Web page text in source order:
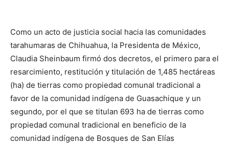
Como un acto de justicia social hacia las comunidades
tarahumaras de Chihuahua, la Presidenta de México,
Claudia Sheinbaum firmó dos decretos, el primero para el
resarcimiento, restitución y titulación de 1,485 hectáreas
(ha) de tierras como propiedad comunal tradicional a
favor de la comunidad indígena de Guasachique y un
segundo, por el que se titulan 693 ha de tierras como
propiedad comunal tradicional en beneficio de la
comunidad indígena de Bosques de San Elías